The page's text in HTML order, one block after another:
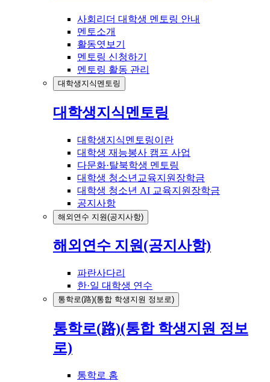
사회리더 대학생 멘토링 안내
멘토소개
활동엿보기
멘토링 신청하기
멘토링 활동 관리
대학생지식멘토링
대학생지식멘토링
대학생지식멘토링이란
대학생 재능봉사 캠프 사업
다문화·탈북학생 멘토링
대학생 청소년교육지원장학금
대학생 청소년 AI 교육지원장학금
공지사항
해외연수 지원(공지사항)
해외연수 지원(공지사항)
파란사다리
한·일 대학생 연수
통학로(路)(통합 학생지원 정보로)
통학로(路)(통합 학생지원 정보
로)
통학로 홈